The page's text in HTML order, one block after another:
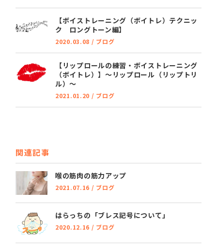
【ボイストレーニング（ボイトレ）テクニッ
ク ロングトーン編】
2020.03.08 / ブログ
【リップロールの練習・ボイストレーニング
（ボイトレ）】～リップロール（リップトリ
ル）～
2021.01.20 / ブログ
関連記事
喉の筋肉の筋力アップ
2021.07.16 / ブログ
はらっちの「ブレス記号について」
2020.12.16 / ブログ